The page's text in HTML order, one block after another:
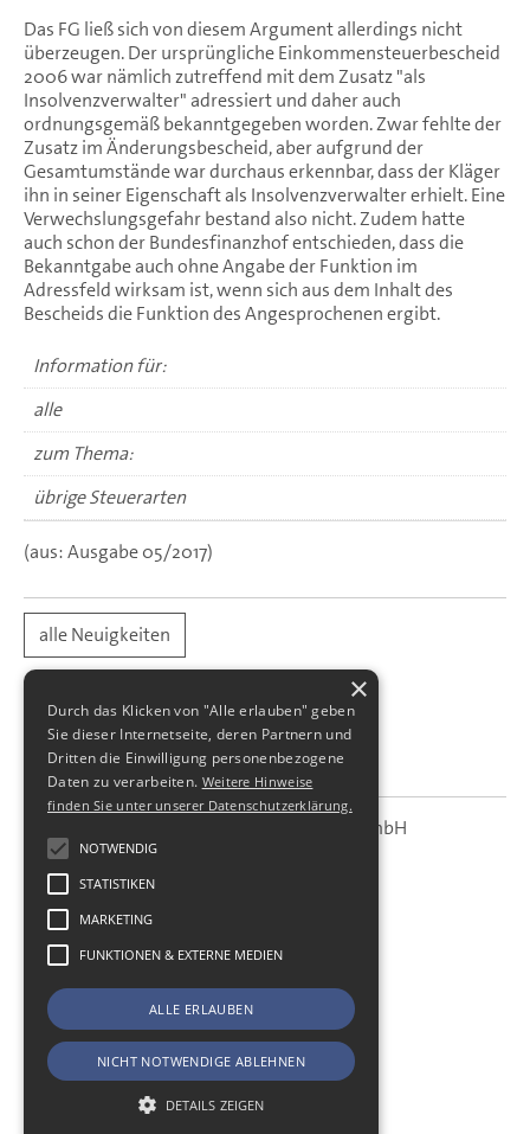
Das FG ließ sich von diesem Argument allerdings nicht
überzeugen. Der ursprüngliche Einkommensteuerbescheid
2006 war nämlich zutreffend mit dem Zusatz "als
Insolvenzverwalter" adressiert und daher auch
ordnungsgemäß bekanntgegeben worden. Zwar fehlte der
Zusatz im Änderungsbescheid, aber aufgrund der
Gesamtumstände war durchaus erkennbar, dass der Kläger
ihn in seiner Eigenschaft als Insolvenzverwalter erhielt. Eine
Verwechslungsgefahr bestand also nicht. Zudem hatte
auch schon der Bundesfinanzhof entschieden, dass die
Bekanntgabe auch ohne Angabe der Funktion im
Adressfeld wirksam ist, wenn sich aus dem Inhalt des
Bescheids die Funktion des Angesprochenen ergibt.
Information für:
alle
zum Thema:
übrige Steuerarten
(aus: Ausgabe 05/2017)
alle Neuigkeiten
SBS
SBS Richter, Trenner & Kollegen GmbH
Steuerberatungsgesellschaft
Hohe Straße 55
01187Dresden
Telefax:+49 (0) 351 - 87 32 699
E-Mail:kanzlei@sbsdresden.de
ESt-Helfer
Start
Impressum
Datenschutz
×
Durch das Klicken von "Alle erlauben" geben
Sie dieser Internetseite, deren Partnern und
Dritten die Einwilligung personenbezogene
Daten zu verarbeiten. Weitere Hinweise
finden Sie unter unserer Datenschutzerklärung.
NOTWENDIG
STATISTIKEN
MARKETING
FUNKTIONEN & EXTERNE MEDIEN
ALLE ERLAUBEN
NICHT NOTWENDIGE ABLEHNEN
DETAILS ZEIGEN